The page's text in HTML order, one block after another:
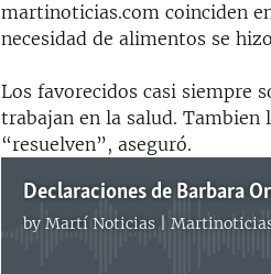
martinoticias.com coinciden
necesidad de alimentos se
Los favorecidos casi siempre
trabajan en la salud. Tambien
“resuelven”, aseguró.
Declaraciones de Barbara
byMartí Noticias |
No